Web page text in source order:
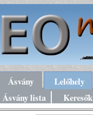
Ásvány Lelőhely
Ásvány lista Keresők